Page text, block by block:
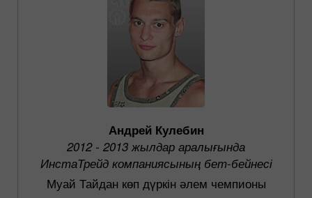
Андрей Кулебин
2012 - 2013 жылдар аралығында
ИнстаТрейд компаниясының бет-бейнесі
Муай Тайдан көп дүркін әлем чемпионы